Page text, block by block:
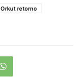
Orkut retorno